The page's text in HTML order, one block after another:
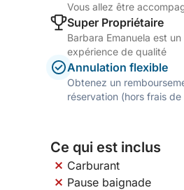
Vous allez être
Super Propriétaire
Barbara Emanuela est
expérience de qualité
Annulation flexible
Obtenez un
réservation (hors frais
Ce qui est inclus
Carburant
Pause baignade